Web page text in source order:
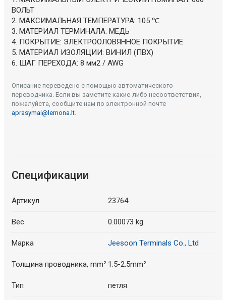
ВОЛЬТ
2. МАКСИМАЛЬНАЯ ТЕМПЕРАТУРА: 105 ℃
3. МАТЕРИАЛ ТЕРМИНАЛА: МЕДЬ
4. ПОКРЫТИЕ: ЭЛЕКТРООЛОВЯННОЕ ПОКРЫТИЕ
5. МАТЕРИАЛ ИЗОЛЯЦИИ: ВИНИЛ (ПВХ)
6. ШАГ ПЕРЕХОДА: 8 мм2 / AWG
Описание переведено с помощью автоматического
переводчика. Если вы заметите какие-либо несоответствия,
пожалуйста, сообщите нам по электронной почте
aprasymai@lemona.lt.
Спецификации
Артикул 23764
Вес 0.00073 kg.
Марка Jeesoon Terminals Co., Ltd
Толщина проводника, mm² 1.5-2.5mm²
Тип петля